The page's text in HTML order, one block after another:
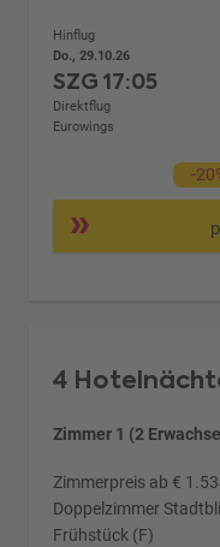
Hinflug
Do., 29.10.26
SZG17:05
Direktflug
Eurowings
-
4
Zimmer 1 (2
Zimmerpreis ab €
Doppelzimmer
Frühstück (F)